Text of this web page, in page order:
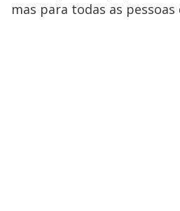
mas para todas as pessoas